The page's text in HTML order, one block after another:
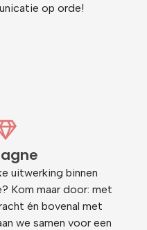
op orde!
uitwerking binnen
Kom maar door: met
én bovenal met
we samen voor een